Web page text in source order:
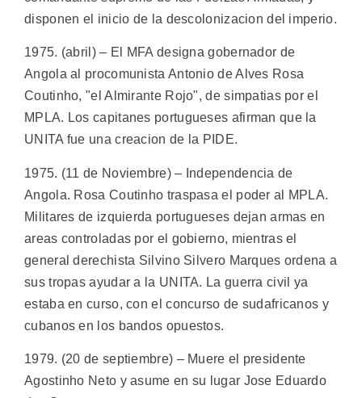
disponen el inicio de la descolonizacion del imperio.
1975. (abril) – El MFA designa gobernador de
Angola al procomunista Antonio de Alves Rosa
Coutinho, "el Almirante Rojo", de simpatias por el
MPLA. Los capitanes portugueses afirman que la
UNITA fue una creacion de la PIDE.
1975. (11 de Noviembre) – Independencia de
Angola. Rosa Coutinho traspasa el poder al MPLA.
Militares de izquierda portugueses dejan armas en
areas controladas por el gobierno, mientras el
general derechista Silvino Silvero Marques ordena a
sus tropas ayudar a la UNITA. La guerra civil ya
estaba en curso, con el concurso de sudafricanos y
cubanos en los bandos opuestos.
1979. (20 de septiembre) – Muere el presidente
Agostinho Neto y asume en su lugar Jose Eduardo